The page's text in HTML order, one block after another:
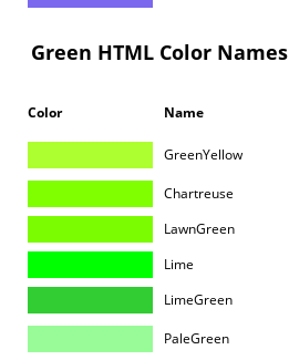
Green HTML Color Names
Color Name
GreenYellow
Chartreuse
LawnGreen
Lime
LimeGreen
PaleGreen